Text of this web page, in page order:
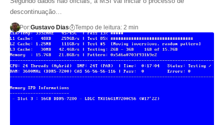
descontinuação…
Por:Gustavo Dias Tempo de leitura: 2 min